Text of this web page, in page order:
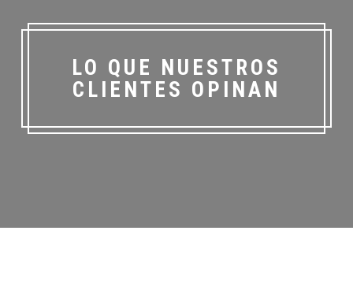
LO QUE NUESTROS
CLIENTES OPINAN